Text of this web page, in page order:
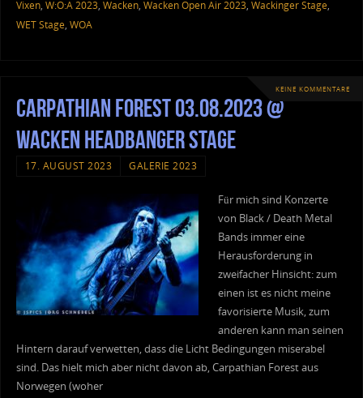
Vixen, W:O:A 2023, Wacken, Wacken Open Air 2023, Wackinger Stage,
WET Stage, WOA
KEINE KOMMENTARE
Carpathian Forest 03.08.2023 @
Wacken Headbanger Stage
17. AUGUST 2023 GALERIE 2023
Für mich sind Konzerte
von Black / Death Metal
Bands immer eine
Herausforderung in
zweifacher Hinsicht: zum
einen ist es nicht meine
favorisierte Musik, zum
anderen kann man seinen
Hintern darauf verwetten, dass die Licht Bedingungen miserabel
sind. Das hielt mich aber nicht davon ab, Carpathian Forest aus
Norwegen (woher